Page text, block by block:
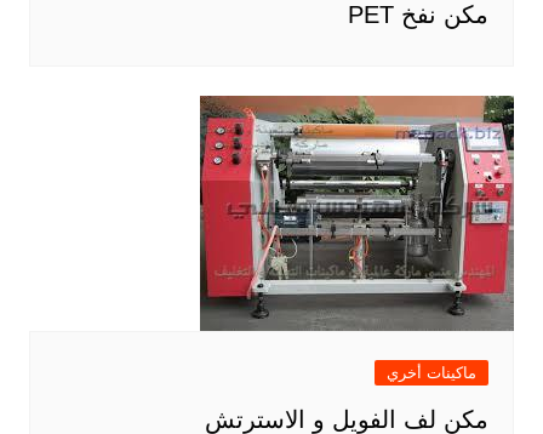
مكن نفخ PET
ماكينات أخري
مكن لف الفويل و الاسترتش